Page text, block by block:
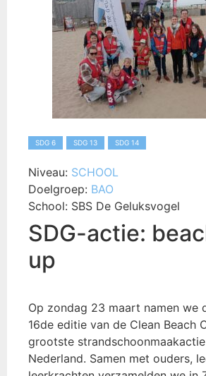
SDG 6 SDG 13 SDG 14
Niveau: SCHOOL
Doelgroep: BAO
School: SBS De Geluksvogel
SDG-actie:
up
Op zondag 23 maart namen we
16de editie van de Clean Beach
grootste
Nederland. Samen met ouders,